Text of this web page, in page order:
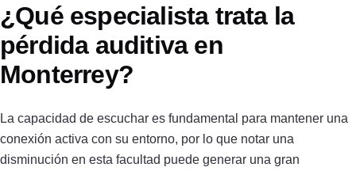
¿Qué especialista trata la
pérdida auditiva en
Monterrey?
La capacidad de escuchar es fundamental para mantener una
conexión activa con su entorno, por lo que notar una
disminución en esta facultad puede generar una gran